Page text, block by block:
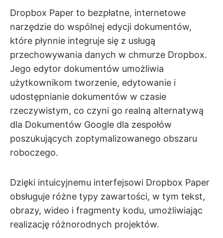
Dropbox Paper to bezpłatne, internetowe
narzędzie do wspólnej edycji dokumentów,
które płynnie integruje się z usługą
przechowywania danych w chmurze Dropbox.
Jego edytor dokumentów umożliwia
użytkownikom tworzenie, edytowanie i
udostępnianie dokumentów w czasie
rzeczywistym, co czyni go realną alternatywą
dla Dokumentów Google dla zespołów
poszukujących zoptymalizowanego obszaru
roboczego.
Dzięki intuicyjnemu interfejsowi Dropbox Paper
obsługuje różne typy zawartości, w tym tekst,
obrazy, wideo i fragmenty kodu, umożliwiając
realizację różnorodnych projektów.